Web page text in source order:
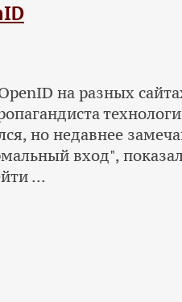
на разных
но недавнее
вход",
...